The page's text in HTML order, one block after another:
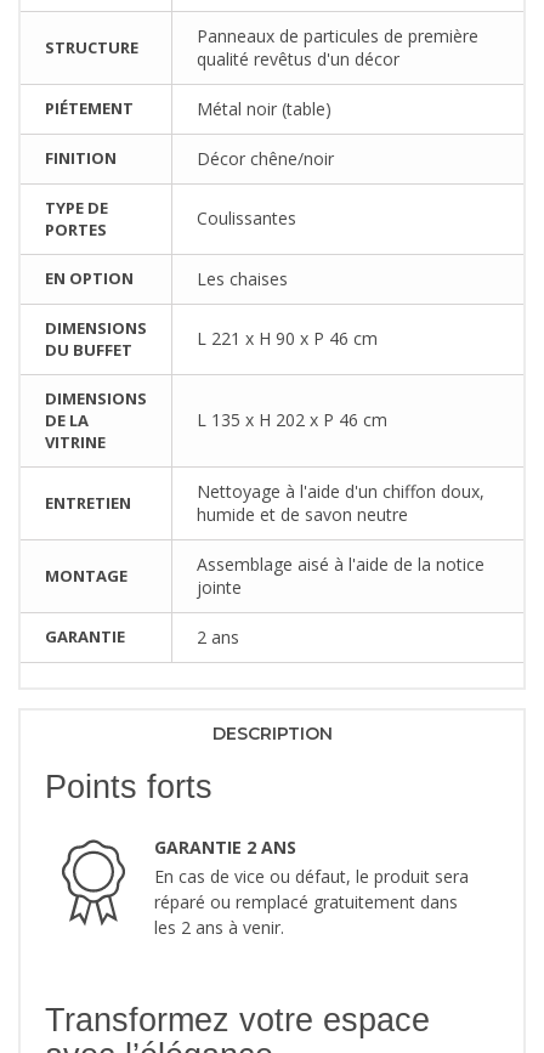
STRUCTURE
Panneaux de particules de première
qualité revêtus d'un décor
PIÉTEMENT Métal noir (table)
FINITION Décor chêne/noir
TYPE DE
PORTES
Coulissantes
EN OPTION Les chaises
DIMENSIONS
DU BUFFET
L 221 x H 90 x P 46 cm
DIMENSIONS
DE LA
VITRINE
L 135 x H 202 x P 46 cm
ENTRETIEN
Nettoyage à l'aide d'un chiffon doux,
humide et de savon neutre
MONTAGE
Assemblage aisé à l'aide de la notice
jointe
GARANTIE 2 ans
DESCRIPTION
Points forts
GARANTIE 2 ANS
En cas de vice ou défaut, le produit sera
réparé ou remplacé gratuitement dans
les 2 ans à venir.
Transformez votre espace